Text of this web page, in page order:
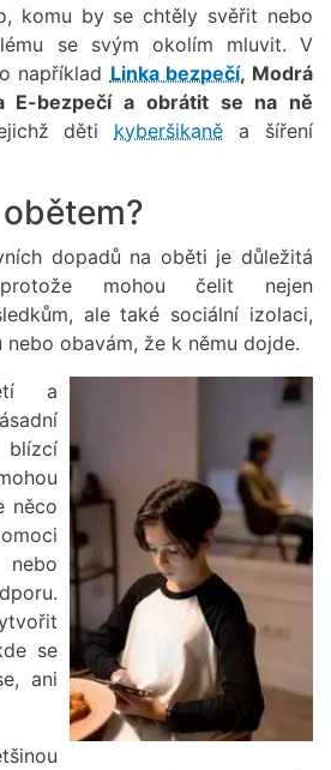
komu by se chtěly svěřit nebo
se svým okolím mluvit. V
například Linka bezpečí, Modrá
E-bezpečí a obrátit se na ně
děti kyberšikaně a šíření
dopadů na oběti je důležitá
mohou čelit nejen
ale také sociální izolaci,
obavám, že k němu dojde.
a
něco
se
ani